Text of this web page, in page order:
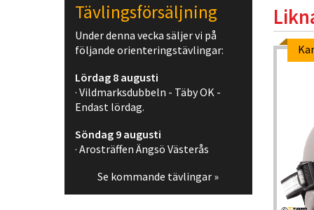
Tävlingsförsäljning
Under denna vecka säljer vi på
följande orienteringstävlingar:
Lördag 8 augusti
· Vildmarksdubbeln - Täby OK -
Endast lördag.
Söndag 9 augusti
· Arosträffen Ängsö Västerås
Se kommande tävlingar »